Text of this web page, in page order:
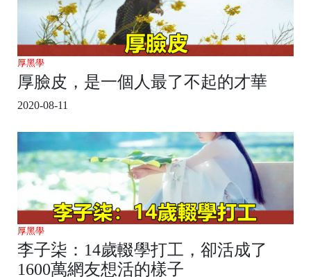
厚黑學
厚臉皮，是一個人最了不起的才華
2020-08-11
厚黑學
李子柒：14歲輟學打工，卻活成了
1600萬網友想活的樣子